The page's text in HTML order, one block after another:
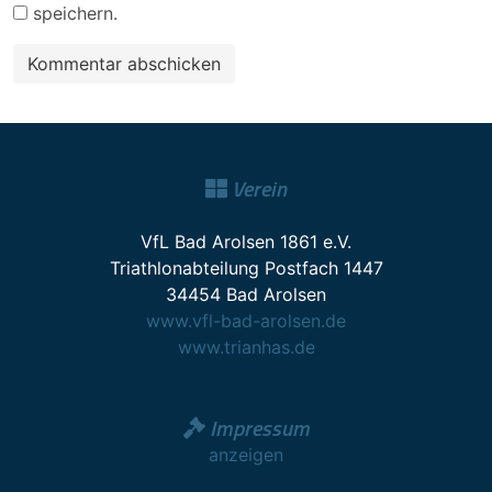
speichern.
Verein
VfL Bad Arolsen 1861 e.V.
Triathlonabteilung Postfach 1447
34454 Bad Arolsen
www.vfl-bad-arolsen.de
www.trianhas.de
Impressum
anzeigen